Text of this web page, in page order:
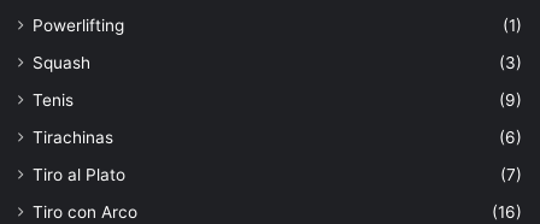
Powerlifting
(1)
Squash
(3)
Tenis
(9)
Tirachinas
(6)
Tiro al Plato
(7)
Tiro con Arco
(16)